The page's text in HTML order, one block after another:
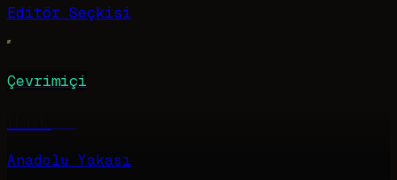
Editör Seçkisi
Çevrimiçi
Anadolu Yakası